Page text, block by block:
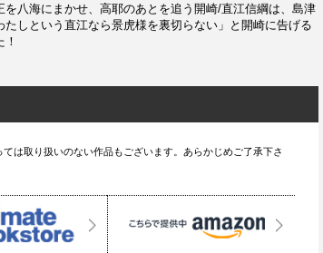
八海にまかせ、高耶のあとを追う開崎/直江信綱は、島津
しという直江なら景虎様を裏切らない」と開崎に告げる
は取り扱いのない作品もございます。あらかじめご了承下さ